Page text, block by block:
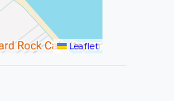
Leaflet